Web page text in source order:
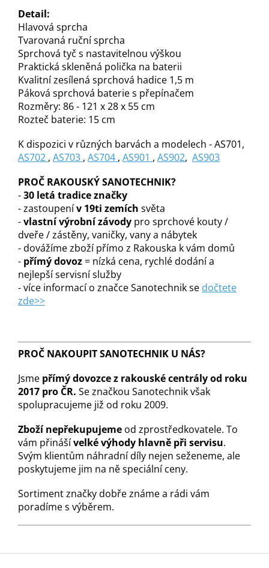
Detail:
Hlavová sprcha
Tvarovaná ruční sprcha
Sprchová tyč s nastavitelnou výškou
Praktická skleněná polička na baterii
Kvalitní zesílená sprchová hadice 1,5 m
Páková sprchová baterie s přepínačem
Rozměry: 86 - 121 x 28 x 55 cm
Rozteč baterie: 15 cm
K dispozici v různých barvách a modelech - AS701,
AS702 , AS703 , AS704 , AS901 , AS902, AS903
PROČ RAKOUSKÝ SANOTECHNIK?
-30 letá tradice značky
- zastoupenív 19ti zemích světa
-vlastní výrobní závody pro sprchové kouty /
dveře / zástěny, vaničky, vany a nábytek
- dovážíme zboží přímo z Rakouska k vám domů
- přímý dovoz= nízká cena, rychlé dodání a
nejlepší servisní služby
- více informací o značce Sanotechnik se dočtete
zde>>
PROČ NAKOUPIT SANOTECHNIK U NÁS?
Jsme přímý dovozce z rakouské centrály od roku
2017 pro ČR. Se značkou Sanotechnik však
spolupracujeme již od roku 2009.
Zboží nepřekupujeme od zprostředkovatele. To
vám přinášívelké výhody hlavně při servisu.
Svým klientům náhradní díly nejen seženeme, ale
poskytujeme jim na ně speciální ceny.
Sortiment značky dobře známe a rádi vám
poradíme s výběrem.
Z